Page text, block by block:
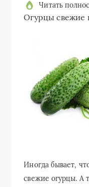
Читать
Огурцы свежие
Иногда бывает,
свежие огурцы. А